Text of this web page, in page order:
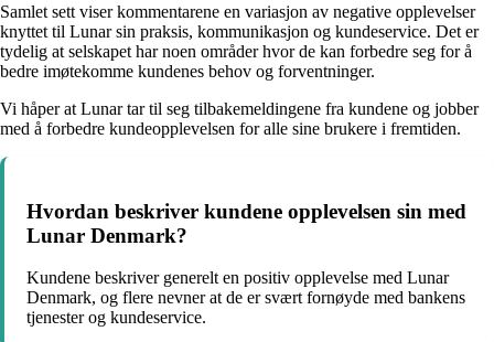
Samlet sett viser kommentarene en variasjon av negative opplevelser
knyttet til Lunar sin praksis, kommunikasjon og kundeservice. Det er
tydelig at selskapet har noen områder hvor de kan forbedre seg for å
bedre imøtekomme kundenes behov og forventninger.
Vi håper at Lunar tar til seg tilbakemeldingene fra kundene og jobber
med å forbedre kundeopplevelsen for alle sine brukere i fremtiden.
Hvordan beskriver kundene opplevelsen sin med
Lunar Denmark?
Kundene beskriver generelt en positiv opplevelse med Lunar
Denmark, og flere nevner at de er svært fornøyde med bankens
tjenester og kundeservice.